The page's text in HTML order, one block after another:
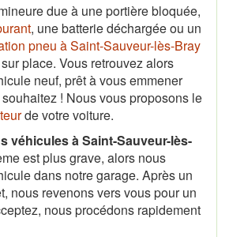
due à une portière bloquée,
, une batterie déchargée ou un
pneu à Saint-Sauveur-lès-Bray
place. Vous retrouvez alors
neuf, prêt à vous emmener
! Nous vous proposons le
de votre voiture.
véhicules à Saint-Sauveur-lès-
est plus grave, alors nous
dans notre garage. Après un
nous revenons vers vous pour un
nous procédons rapidement